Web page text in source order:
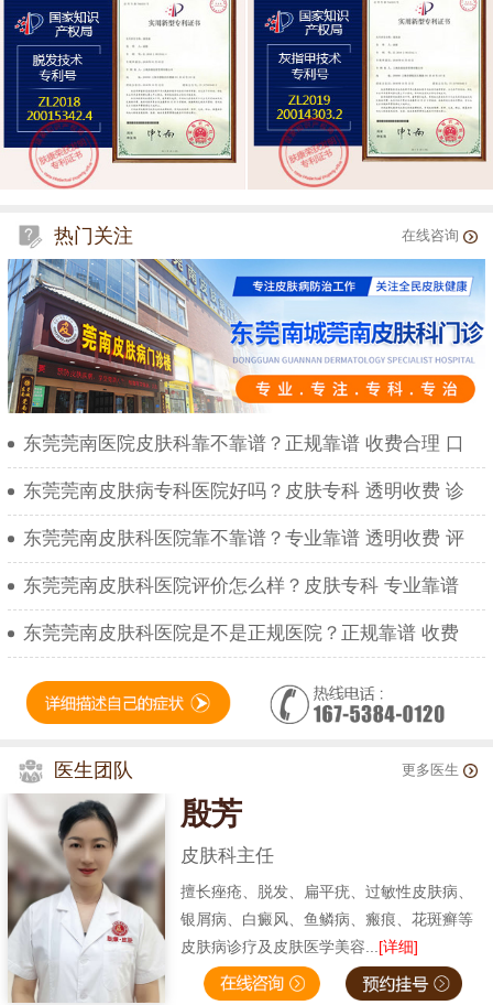
热门关注 在线咨询
东莞莞南医院皮肤科靠不靠谱？正规靠谱 收费合理 口
东莞莞南皮肤病专科医院好吗？皮肤专科 透明收费 诊
东莞莞南皮肤科医院靠不靠谱？专业靠谱 透明收费 评
东莞莞南皮肤科医院评价怎么样？皮肤专科 专业靠谱
东莞莞南皮肤科医院是不是正规医院？正规靠谱 收费
医生团队 更多医生
殷芳
皮肤科主任
擅长痤疮、脱发、扁平疣、过敏性皮肤病、
银屑病、白癜风、鱼鳞病、瘢痕、花斑癣等
皮肤病诊疗及皮肤医学美容... [详细]